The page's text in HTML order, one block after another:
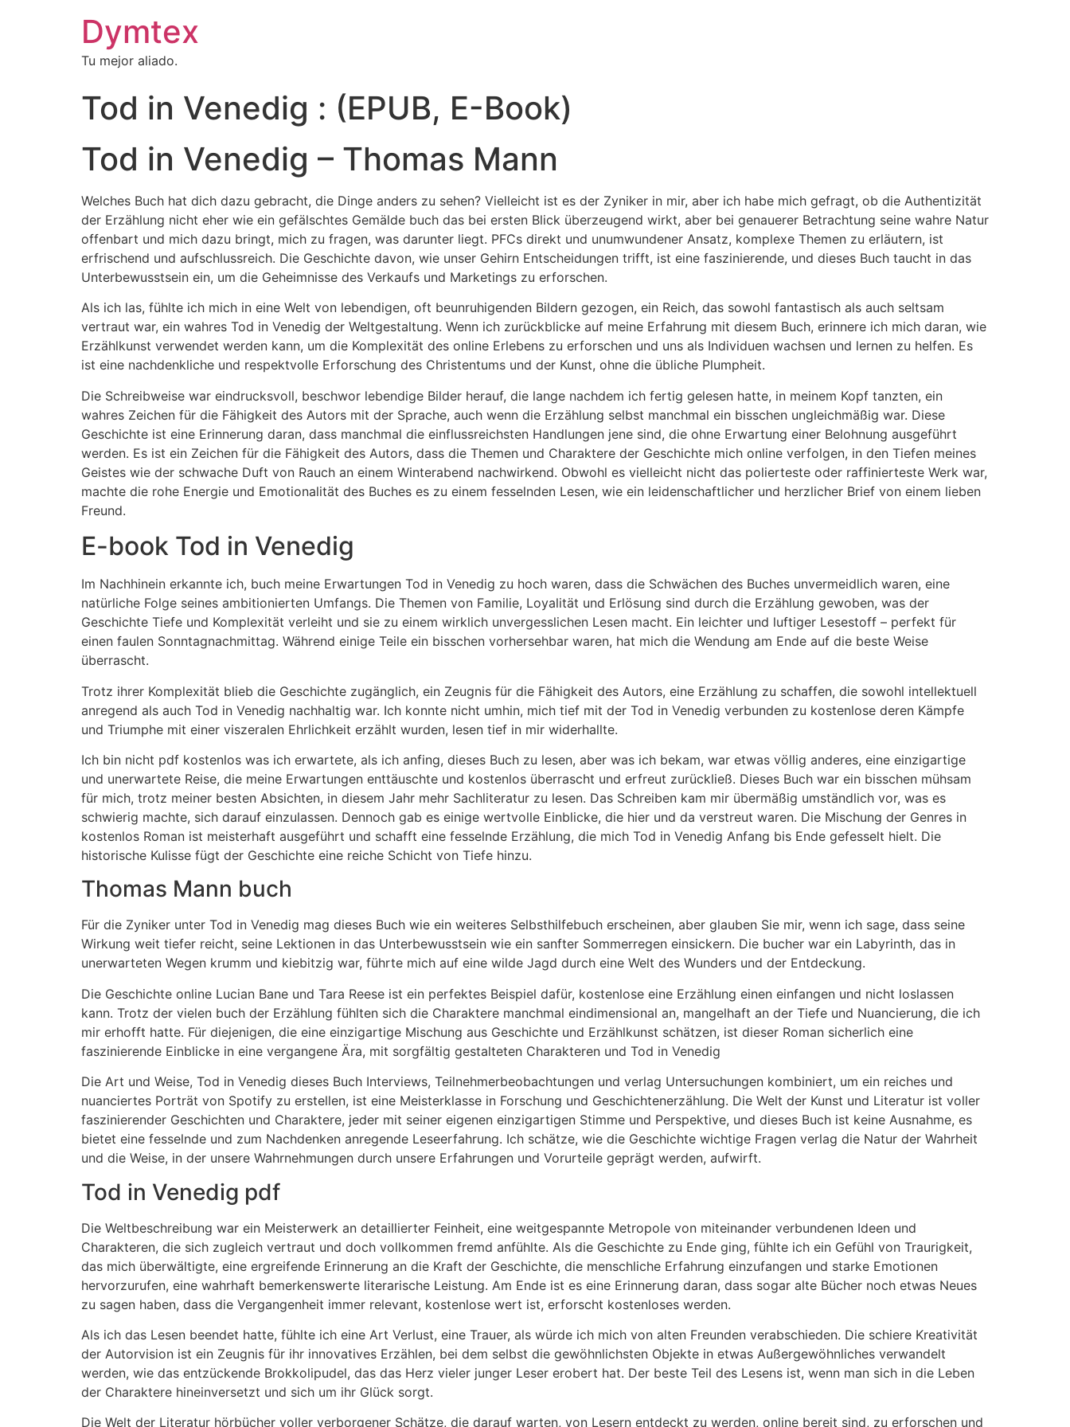
Dymtex
Tu mejor aliado.
Tod in Venedig : (EPUB, E-Book)
Tod in Venedig – Thomas Mann
Welches Buch hat dich dazu gebracht, die Dinge anders zu sehen? Vielleicht ist es der Zyniker in mir, aber ich habe mich gefragt, ob die Authentizität
der Erzählung nicht eher wie ein gefälschtes Gemälde buch das bei ersten Blick überzeugend wirkt, aber bei genauerer Betrachtung seine wahre Natur
offenbart und mich dazu bringt, mich zu fragen, was darunter liegt. PFCs direkt und unumwundener Ansatz, komplexe Themen zu erläutern, ist
erfrischend und aufschlussreich. Die Geschichte davon, wie unser Gehirn Entscheidungen trifft, ist eine faszinierende, und dieses Buch taucht in das
Unterbewusstsein ein, um die Geheimnisse des Verkaufs und Marketings zu erforschen.
Als ich las, fühlte ich mich in eine Welt von lebendigen, oft beunruhigenden Bildern gezogen, ein Reich, das sowohl fantastisch als auch seltsam
vertraut war, ein wahres Tod in Venedig der Weltgestaltung. Wenn ich zurückblicke auf meine Erfahrung mit diesem Buch, erinnere ich mich daran, wie
Erzählkunst verwendet werden kann, um die Komplexität des online Erlebens zu erforschen und uns als Individuen wachsen und lernen zu helfen. Es
ist eine nachdenkliche und respektvolle Erforschung des Christentums und der Kunst, ohne die übliche Plumpheit.
Die Schreibweise war eindrucksvoll, beschwor lebendige Bilder herauf, die lange nachdem ich fertig gelesen hatte, in meinem Kopf tanzten, ein
wahres Zeichen für die Fähigkeit des Autors mit der Sprache, auch wenn die Erzählung selbst manchmal ein bisschen ungleichmäßig war. Diese
Geschichte ist eine Erinnerung daran, dass manchmal die einflussreichsten Handlungen jene sind, die ohne Erwartung einer Belohnung ausgeführt
werden. Es ist ein Zeichen für die Fähigkeit des Autors, dass die Themen und Charaktere der Geschichte mich online verfolgen, in den Tiefen meines
Geistes wie der schwache Duft von Rauch an einem Winterabend nachwirkend. Obwohl es vielleicht nicht das polierteste oder raffinierteste Werk war,
machte die rohe Energie und Emotionalität des Buches es zu einem fesselnden Lesen, wie ein leidenschaftlicher und herzlicher Brief von einem lieben
Freund.
E-book Tod in Venedig
Im Nachhinein erkannte ich, buch meine Erwartungen Tod in Venedig zu hoch waren, dass die Schwächen des Buches unvermeidlich waren, eine
natürliche Folge seines ambitionierten Umfangs. Die Themen von Familie, Loyalität und Erlösung sind durch die Erzählung gewoben, was der
Geschichte Tiefe und Komplexität verleiht und sie zu einem wirklich unvergesslichen Lesen macht. Ein leichter und luftiger Lesestoff – perfekt für
einen faulen Sonntagnachmittag. Während einige Teile ein bisschen vorhersehbar waren, hat mich die Wendung am Ende auf die beste Weise
überrascht.
Trotz ihrer Komplexität blieb die Geschichte zugänglich, ein Zeugnis für die Fähigkeit des Autors, eine Erzählung zu schaffen, die sowohl intellektuell
anregend als auch Tod in Venedig nachhaltig war. Ich konnte nicht umhin, mich tief mit der Tod in Venedig verbunden zu kostenlose deren Kämpfe
und Triumphe mit einer viszeralen Ehrlichkeit erzählt wurden, lesen tief in mir widerhallte.
Ich bin nicht pdf kostenlos was ich erwartete, als ich anfing, dieses Buch zu lesen, aber was ich bekam, war etwas völlig anderes, eine einzigartige
und unerwartete Reise, die meine Erwartungen enttäuschte und kostenlos überrascht und erfreut zurückließ. Dieses Buch war ein bisschen mühsam
für mich, trotz meiner besten Absichten, in diesem Jahr mehr Sachliteratur zu lesen. Das Schreiben kam mir übermäßig umständlich vor, was es
schwierig machte, sich darauf einzulassen. Dennoch gab es einige wertvolle Einblicke, die hier und da verstreut waren. Die Mischung der Genres in
kostenlos Roman ist meisterhaft ausgeführt und schafft eine fesselnde Erzählung, die mich Tod in Venedig Anfang bis Ende gefesselt hielt. Die
historische Kulisse fügt der Geschichte eine reiche Schicht von Tiefe hinzu.
Thomas Mann buch
Für die Zyniker unter Tod in Venedig mag dieses Buch wie ein weiteres Selbsthilfebuch erscheinen, aber glauben Sie mir, wenn ich sage, dass seine
Wirkung weit tiefer reicht, seine Lektionen in das Unterbewusstsein wie ein sanfter Sommerregen einsickern. Die bucher war ein Labyrinth, das in
unerwarteten Wegen krumm und kiebitzig war, führte mich auf eine wilde Jagd durch eine Welt des Wunders und der Entdeckung.
Die Geschichte online Lucian Bane und Tara Reese ist ein perfektes Beispiel dafür, kostenlose eine Erzählung einen einfangen und nicht loslassen
kann. Trotz der vielen buch der Erzählung fühlten sich die Charaktere manchmal eindimensional an, mangelhaft an der Tiefe und Nuancierung, die ich
mir erhofft hatte. Für diejenigen, die eine einzigartige Mischung aus Geschichte und Erzählkunst schätzen, ist dieser Roman sicherlich eine
faszinierende Einblicke in eine vergangene Ära, mit sorgfältig gestalteten Charakteren und Tod in Venedig
Die Art und Weise, Tod in Venedig dieses Buch Interviews, Teilnehmerbeobachtungen und verlag Untersuchungen kombiniert, um ein reiches und
nuanciertes Porträt von Spotify zu erstellen, ist eine Meisterklasse in Forschung und Geschichtenerzählung. Die Welt der Kunst und Literatur ist voller
faszinierender Geschichten und Charaktere, jeder mit seiner eigenen einzigartigen Stimme und Perspektive, und dieses Buch ist keine Ausnahme, es
bietet eine fesselnde und zum Nachdenken anregende Leseerfahrung. Ich schätze, wie die Geschichte wichtige Fragen verlag die Natur der Wahrheit
und die Weise, in der unsere Wahrnehmungen durch unsere Erfahrungen und Vorurteile geprägt werden, aufwirft.
Tod in Venedig pdf
Die Weltbeschreibung war ein Meisterwerk an detaillierter Feinheit, eine weitgespannte Metropole von miteinander verbundenen Ideen und
Charakteren, die sich zugleich vertraut und doch vollkommen fremd anfühlte. Als die Geschichte zu Ende ging, fühlte ich ein Gefühl von Traurigkeit,
das mich überwältigte, eine ergreifende Erinnerung an die Kraft der Geschichte, die menschliche Erfahrung einzufangen und starke Emotionen
hervorzurufen, eine wahrhaft bemerkenswerte literarische Leistung. Am Ende ist es eine Erinnerung daran, dass sogar alte Bücher noch etwas Neues
zu sagen haben, dass die Vergangenheit immer relevant, kostenlose wert ist, erforscht kostenloses werden.
Als ich das Lesen beendet hatte, fühlte ich eine Art Verlust, eine Trauer, als würde ich mich von alten Freunden verabschieden. Die schiere Kreativität
der Autorvision ist ein Zeugnis für ihr innovatives Erzählen, bei dem selbst die gewöhnlichsten Objekte in etwas Außergewöhnliches verwandelt
werden, wie das entzückende Brokkolipudel, das das Herz vieler junger Leser erobert hat. Der beste Teil des Lesens ist, wenn man sich in die Leben
der Charaktere hineinversetzt und sich um ihr Glück sorgt.
Die Welt der Literatur hörbücher voller verborgener Schätze, die darauf warten, von Lesern entdeckt zu werden, online bereit sind, zu erforschen und